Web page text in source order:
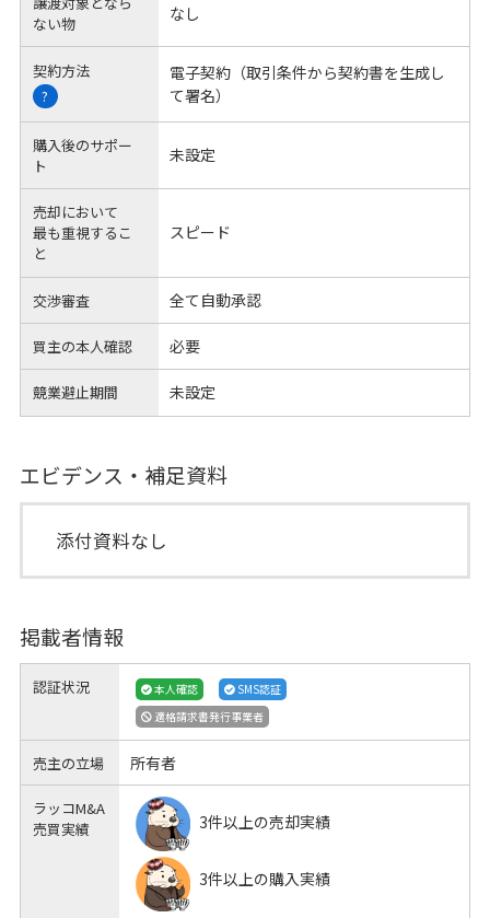
ない物
なし
契約方法
?
電子契約（取引条件から契約書を生成し
て署名）
購入後のサポー
ト
未設定
売却において
最も重視するこ
と
スピード
交渉審査 全て自動承認
買主の本人確認 必要
競業避止期間 未設定
エビデンス・補足資料
添付資料なし
掲載者情報
認証状況 本人確認
SMS認証
適格請求書発行事業者
売主の立場 所有者
ラッコM&A
売買実績
3件以上の売却実績
3件以上の購入実績